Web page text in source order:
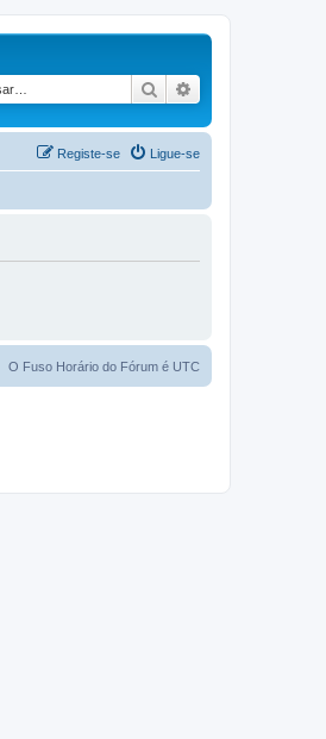
Pesquisar
Ligue-se
Registe-se
O Fuso Horário do Fórum é UTC